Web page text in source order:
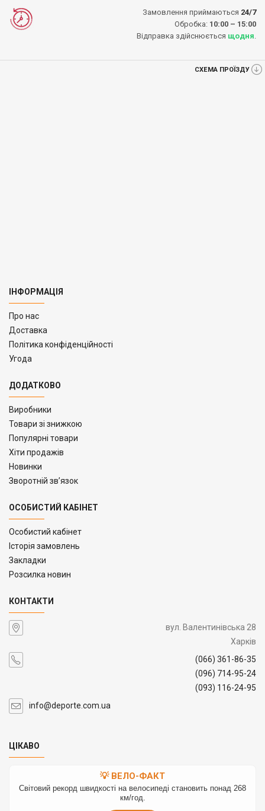
Замовлення приймаються 24/7
Обробка: 10:00 – 15:00
Відправка здійснюється щодня
СХЕМА ПРОЇЗДУ
ІНФОРМАЦІЯ
Про нас
Доставка
Політика конфіденційності
Угода
ДОДАТКОВО
Виробники
Товари зі знижкою
Популярні товари
Хіти продажів
Новинки
Зворотній зв’язок
ОСОБИСТИЙ КАБІНЕТ
Особистий кабінет
Історія замовлень
Закладки
Розсилка новин
КОНТАКТИ
вул. Валентинівська 28
Харків
(066) 361-86-35
(096) 714-95-24
(093) 116-24-95
info@deporte.com.ua
ЦІКАВО
💡 ВЕЛО-ФАКТ
Світовий рекорд швидкості на велосипеді становить понад 268
км/год.